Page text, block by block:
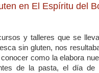
en El Espíritu del
y talleres que se
sin gluten, nos
como la elabora
de la pasta, el día de